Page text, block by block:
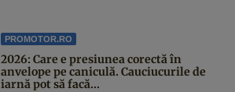
PROMOTOR.RO
2026: Care e presiunea corectă în
anvelope pe caniculă. Cauciucurile de
iarnă pot să facă...